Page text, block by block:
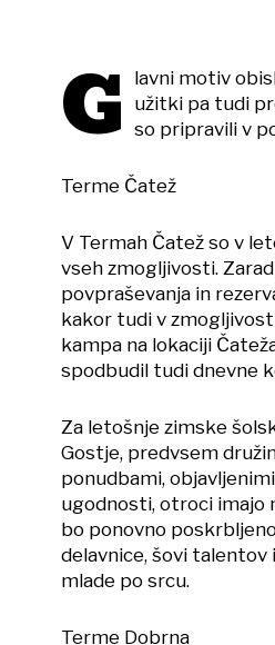
G
lavni motiv
užitki pa tudi
so pripravili v
Terme Čatež
V Termah Čatež so v
vseh zmogljivosti.
povpraševanja in
kakor tudi v
kampa na lokaciji
spodbudil tudi dnevne
Za letošnje zimske
Gostje, predvsem
ponudbami,
ugodnosti, otroci imajo
bo ponovno
delavnice, šovi talentov
mlade po srcu.
Terme Dobrna